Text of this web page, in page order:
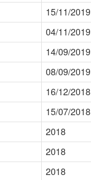
15/11/2019
04/11/2019
14/09/2019
08/09/2019
16/12/2018
15/07/2018
2018
2018
2018